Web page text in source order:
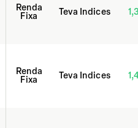
Renda
Fixa
Teva Indices
Renda
Fixa
Teva Indices